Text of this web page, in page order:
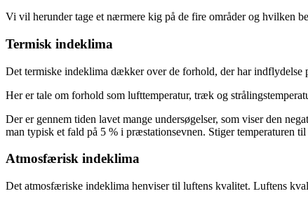
Vi vil herunder tage et nærmere kig på de fire områder og hvilken
Termisk indeklima
Det termiske indeklima dækker over de forhold, der har indflydelse
Her er tale om forhold som lufttemperatur, træk og
Der er gennem tiden lavet mange undersøgelser, som viser den
man typisk et fald på 5 % i præstationsevnen. Stiger temperaturen
Atmosfærisk indeklima
Det atmosfæriske indeklima henviser til luftens kvalitet. Luftens